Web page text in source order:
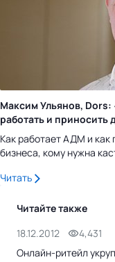
Максим Ульянов, Dors:
работать и
Как работает АДМ и как
бизнеса, кому нужна
Читать
Читайте также
18.12.2012
4,431
Онлайн-ритейл